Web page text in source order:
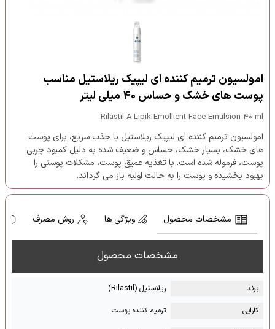
امولسیون ترمیم کننده ای لیپیک ریلاستیل مناسب
پوست های خشک و حساس ۴۰ میلی لیتر
Rilastil A-Lipik Emollient Face Emulsion 40 ml
امولسیون ترمیم کننده ای لیپیک ریلاستیل با جذب سریع، برای پوست
های خشک، بسیار خشک، حساس و ضعیف شده به دلیل کمبود چربی
پوست، فرموله شده است. با تغذیه عمیق پوست، مشکلات پوستی را
بهبود بخشیده و پوست را به حالت اولیه باز می گرداند.
مشخصات محصول ویژگی ها روش مصرف
مشخصات محصول
برند
ریلاستیل (Rilastil)
کارایی
ترمیم کننده پوست